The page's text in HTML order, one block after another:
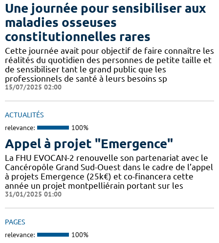
Une journée pour sensibiliser aux
maladies osseuses
constitutionnelles rares
Cette journée avait pour objectif de faire connaître les
réalités du quotidien des personnes de petite taille et
de sensibiliser tant le grand public que les
professionnels de santé à leurs besoins sp
15/07/2025 02:00
ACTUALITÉS
relevance: 100%
Appel à projet "Emergence"
La FHU EVOCAN-2 renouvelle son partenariat avec le
Cancéropôle Grand Sud-Ouest dans le cadre de l’appel
à projets Emergence (25k€) et co-financera cette
année un projet montpelliérain portant sur les
31/01/2025 01:00
PAGES
relevance: 100%